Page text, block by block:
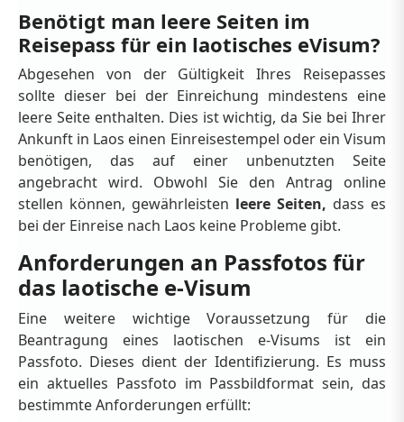
Benötigt man leere Seiten im
Reisepass für ein laotisches eVisum?
Abgesehen von der Gültigkeit Ihres Reisepasses
sollte dieser bei der Einreichung mindestens eine
leere Seite enthalten. Dies ist wichtig, da Sie bei Ihrer
Ankunft in Laos einen Einreisestempel oder ein Visum
benötigen, das auf einer unbenutzten Seite
angebracht wird. Obwohl Sie den Antrag online
stellen können, gewährleisten leere Seiten, dass es
bei der Einreise nach Laos keine Probleme gibt.
Anforderungen an Passfotos für
das laotische e-Visum
Eine weitere wichtige Voraussetzung für die
Beantragung eines laotischen e-Visums ist ein
Passfoto. Dieses dient der Identifizierung. Es muss
ein aktuelles Passfoto im Passbildformat sein, das
bestimmte Anforderungen erfüllt: